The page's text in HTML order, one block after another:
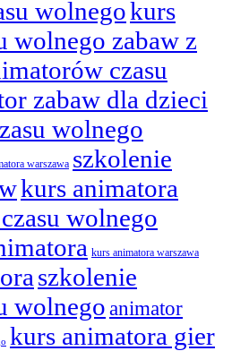
wolnegokurs
wolnego zabaw z
czasu
zabaw dla dzieci
wolnego
warszawa szkolenie
kurs animatora
wolnego
kurs animatora warszawa
szkolenie
wolnego animator
kurs animatora gier